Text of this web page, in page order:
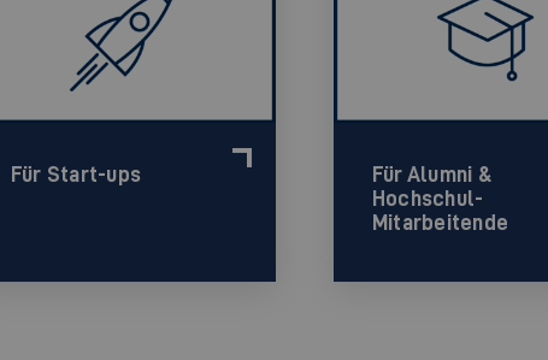
Für Start-ups
Für Alumni &
Hochschul-
Mitarbeitende